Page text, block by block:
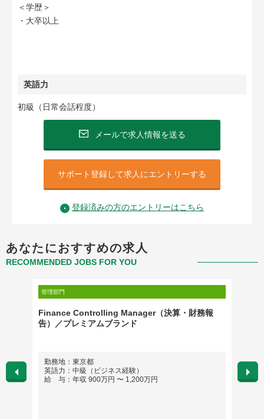
＜学歴＞
・大卒以上
英語力
初級（日常会話程度）
メールで求人情報を送る
サポート登録して求人にエントリーする
登録済みの方のエントリーはこちら
あなたにおすすめの求人
RECOMMENDED JOBS FOR YOU
管理部門
Finance Controlling Manager（決算・財務報
告）／プレミアムブランド
勤務地：東京都
英語力：中級（ビジネス経験）
給 与：年収 900万円 〜 1,200万円
勤務
英語
給